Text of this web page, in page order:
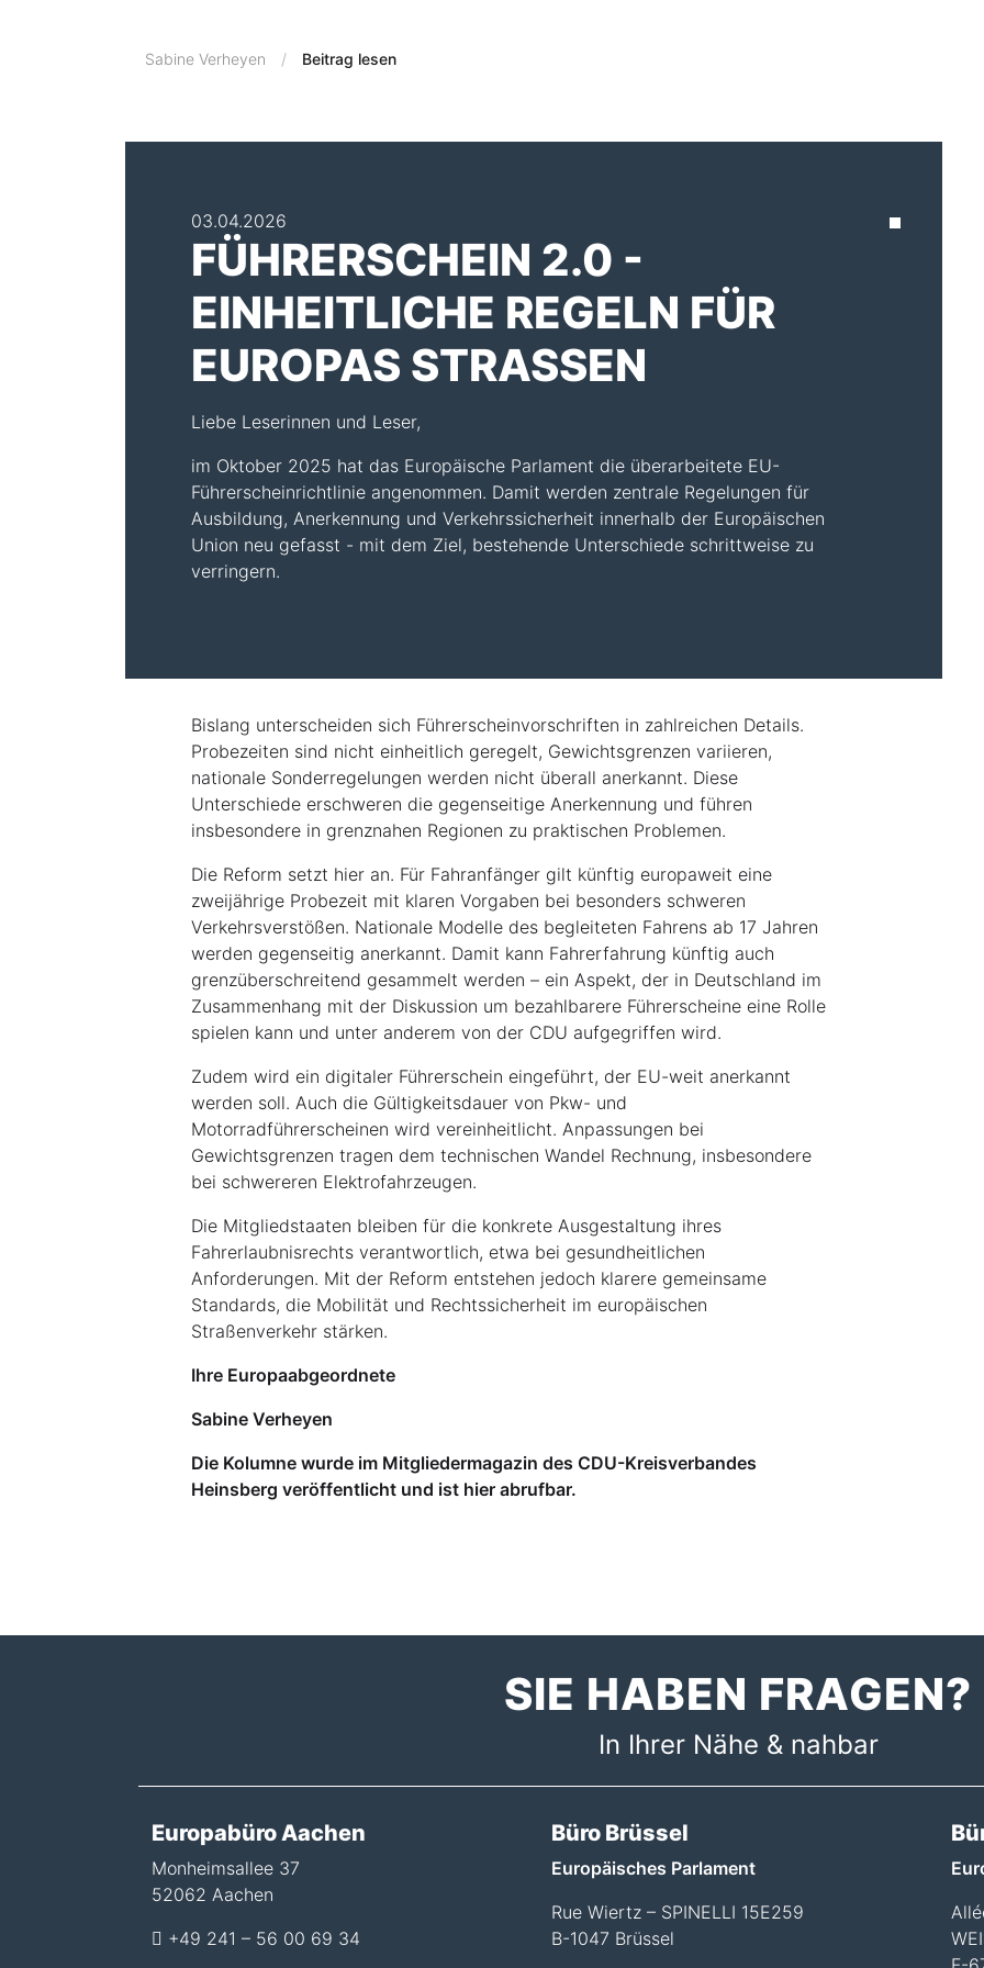
Sabine Verheyen Beitrag lesen
03.04.2026
FÜHRERSCHEIN 2.0 -
EINHEITLICHE REGELN FÜR
EUROPAS STRASSEN
Liebe Leserinnen und Leser,
im Oktober 2025 hat das Europäische Parlament die überarbeitete EU-
Führerscheinrichtlinie angenommen. Damit werden zentrale Regelungen für
Ausbildung, Anerkennung und Verkehrssicherheit innerhalb der Europäischen
Union neu gefasst - mit dem Ziel, bestehende Unterschiede schrittweise zu
verringern.
Bislang unterscheiden sich Führerscheinvorschriften in zahlreichen Details.
Probezeiten sind nicht einheitlich geregelt, Gewichtsgrenzen variieren,
nationale Sonderregelungen werden nicht überall anerkannt. Diese
Unterschiede erschweren die gegenseitige Anerkennung und führen
insbesondere in grenznahen Regionen zu praktischen Problemen.
Die Reform setzt hier an. Für Fahranfänger gilt künftig europaweit eine
zweijährige Probezeit mit klaren Vorgaben bei besonders schweren
Verkehrsverstößen. Nationale Modelle des begleiteten Fahrens ab 17 Jahren
werden gegenseitig anerkannt. Damit kann Fahrerfahrung künftig auch
grenzüberschreitend gesammelt werden – ein Aspekt, der in Deutschland im
Zusammenhang mit der Diskussion um bezahlbarere Führerscheine eine Rolle
spielen kann und unter anderem von der CDU aufgegriffen wird.
Zudem wird ein digitaler Führerschein eingeführt, der EU-weit anerkannt
werden soll. Auch die Gültigkeitsdauer von Pkw- und
Motorradführerscheinen wird vereinheitlicht. Anpassungen bei
Gewichtsgrenzen tragen dem technischen Wandel Rechnung, insbesondere
bei schwereren Elektrofahrzeugen.
Die Mitgliedstaaten bleiben für die konkrete Ausgestaltung ihres
Fahrerlaubnisrechts verantwortlich, etwa bei gesundheitlichen
Anforderungen. Mit der Reform entstehen jedoch klarere gemeinsame
Standards, die Mobilität und Rechtssicherheit im europäischen
Straßenverkehr stärken.
Ihre Europaabgeordnete
Sabine Verheyen
Die Kolumne wurde im Mitgliedermagazin des CDU-Kreisverbandes
Heinsberg veröffentlicht und ist hier abrufbar.
SIE HABEN FRAGEN?
In Ihrer Nähe & nahbar
Europabüro Aachen
Monheimsallee 37
52062 Aachen
+49 241 – 56 00 69 34
Büro Brüssel
Europäisches Parlament
Rue Wiertz – SPINELLI 15E259
B-1047 Brüssel